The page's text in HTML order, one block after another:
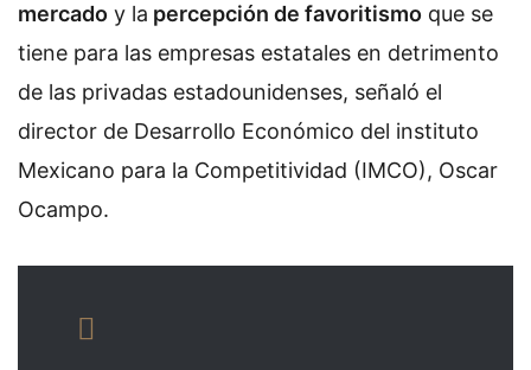
mercado y la percepción de favoritismo que se
tiene para las empresas estatales en detrimento
de las privadas estadounidenses, señaló el
director de Desarrollo Económico del instituto
Mexicano para la Competitividad (IMCO), Oscar
Ocampo.